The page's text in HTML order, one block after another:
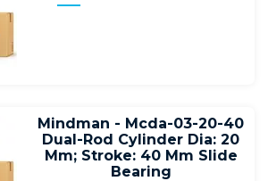
Mindman - Mcda-03-20-40
Dual-Rod Cylinder Dia: 20
Mm; Stroke: 40 Mm Slide
Bearing